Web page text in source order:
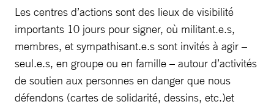
Les centres d’actions sont des lieux de visibilité
importants 10 jours pour signer, où militant.e.s,
membres, et sympathisant.e.s sont invités à agir –
seul.e.s, en groupe ou en famille – autour d’activités
de soutien aux personnes en danger que nous
défendons (cartes de solidarité, dessins, etc.)et